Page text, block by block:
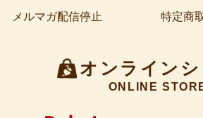
メルマガ配信停止 特定商
オンライン
ONLINE